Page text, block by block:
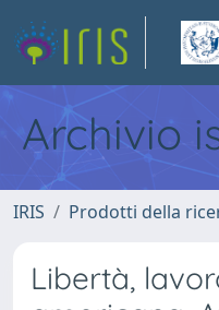
Archivio
IRIS Prodotti della
Libertà,